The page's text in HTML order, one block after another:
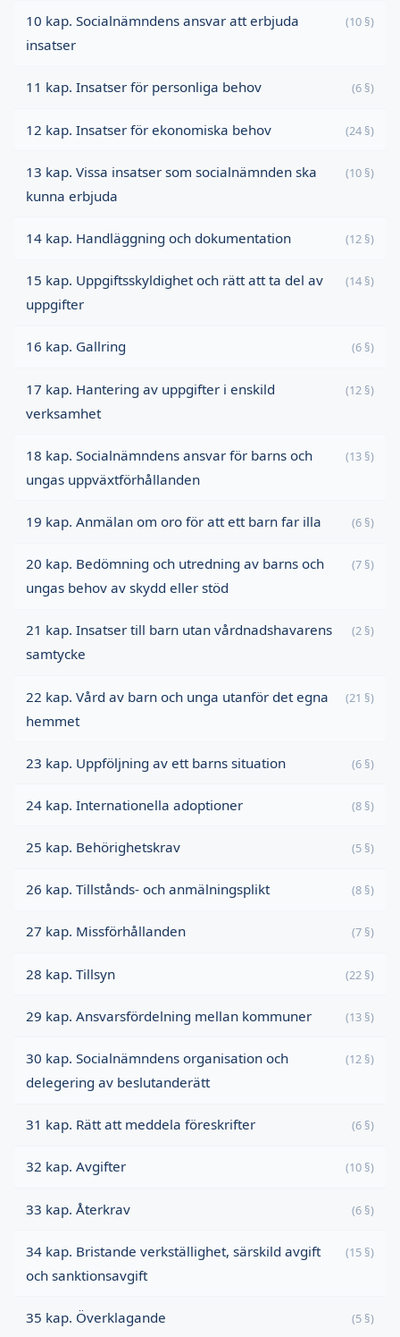
10 kap. Socialnämndens ansvar att erbjuda
insatser
(10 §)
11 kap. Insatser för personliga behov (6 §)
12 kap. Insatser för ekonomiska behov (24 §)
13 kap. Vissa insatser som socialnämnden ska
kunna erbjuda
(10 §)
14 kap. Handläggning och dokumentation (12 §)
15 kap. Uppgiftsskyldighet och rätt att ta del av
uppgifter
(14 §)
16 kap. Gallring (6 §)
17 kap. Hantering av uppgifter i enskild
verksamhet
(12 §)
18 kap. Socialnämndens ansvar för barns och
ungas uppväxtförhållanden
(13 §)
19 kap. Anmälan om oro för att ett barn far illa (6 §)
20 kap. Bedömning och utredning av barns och
ungas behov av skydd eller stöd
(7 §)
21 kap. Insatser till barn utan vårdnadshavarens
samtycke
(2 §)
22 kap. Vård av barn och unga utanför det egna
hemmet
(21 §)
23 kap. Uppföljning av ett barns situation (6 §)
24 kap. Internationella adoptioner (8 §)
25 kap. Behörighetskrav (5 §)
26 kap. Tillstånds- och anmälningsplikt (8 §)
27 kap. Missförhållanden (7 §)
28 kap. Tillsyn (22 §)
29 kap. Ansvarsfördelning mellan kommuner (13 §)
30 kap. Socialnämndens organisation och
delegering av beslutanderätt
(12 §)
31 kap. Rätt att meddela föreskrifter (6 §)
32 kap. Avgifter (10 §)
33 kap. Återkrav (6 §)
34 kap. Bristande verkställighet, särskild avgift
och sanktionsavgift
(15 §)
35 kap. Överklagande (5 §)